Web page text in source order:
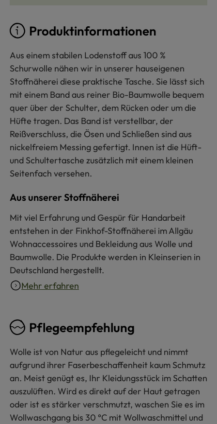
Produktinformationen
Aus einem stabilen Lodenstoff aus 100 %
Schurwolle nähen wir in unserer hauseigenen
Stoffnäherei diese praktische Tasche. Sie lässt sich
mit einem Band aus reiner Bio-Baumwolle bequem
quer über der Schulter, dem Rücken oder um die
Hüfte tragen. Das Band ist verstellbar, der
Reißverschluss, die Ösen und Schließen sind aus
nickelfreiem Messing gefertigt. Innen ist die Hüft-
und Schultertasche zusätzlich mit einem kleinen
Seitenfach versehen.
Aus unserer Stoffnäherei
Mit viel Erfahrung und Gespür für Handarbeit
entstehen in der Finkhof-Stoffnäherei im Allgäu
Wohnaccessoires und Bekleidung aus Wolle und
Baumwolle. Die Produkte werden in Kleinserien in
Deutschland hergestellt.
Mehr erfahren
Pflegeempfehlung
Wolle ist von Natur aus pflegeleicht und nimmt
aufgrund ihrer Faserbeschaffenheit kaum Schmutz
an. Meist genügt es, Ihr Kleidungsstück im Schatten
auszulüften. Wird es direkt auf der Haut getragen
oder ist es stärker verschmutzt, waschen Sie es im
Wollwaschgang bis 30 °C mit Wollwaschmittel und